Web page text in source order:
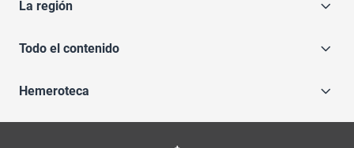
La región
Todo el contenido
Hemeroteca